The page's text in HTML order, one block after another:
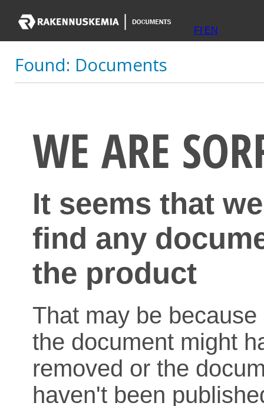
FI EN
Found: Documents
WE ARE
It seems that
find any
the product
That may be because
the document might
removed or the
haven't been